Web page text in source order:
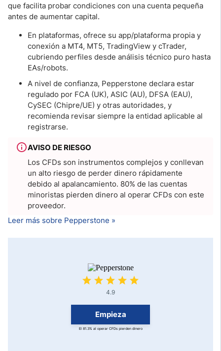
que facilita probar condiciones con una cuenta pequeña
antes de aumentar capital.
En plataformas, ofrece su app/plataforma propia y
conexión a MT4, MT5, TradingView y cTrader,
cubriendo perfiles desde análisis técnico puro hasta
EAs/robots.
A nivel de confianza, Pepperstone declara estar
regulado por FCA (UK), ASIC (AU), DFSA (EAU),
CySEC (Chipre/UE) y otras autoridades, y
recomienda revisar siempre la entidad aplicable al
registrarse.
AVISO DE RIESGO
Los CFDs son instrumentos complejos y conllevan
un alto riesgo de perder dinero rápidamente
debido al apalancamiento. 80% de las cuentas
minoristas pierden dinero al operar CFDs con este
proveedor.
Leer más sobre Pepperstone »
4.9
Empieza
El 81.3% al operar CFDs pierden dinero